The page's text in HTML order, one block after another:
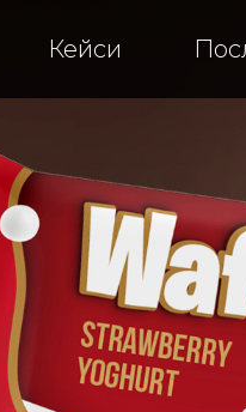
Кейси
цукерок